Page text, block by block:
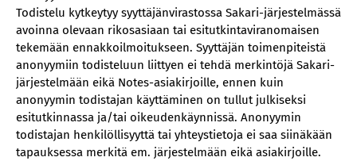
Todistelu kytkeytyy syyttäjänvirastossa Sakari-järjestelmässä
avoinna olevaan rikosasiaan tai esitutkintaviranomaisen
tekemään ennakkoilmoitukseen. Syyttäjän toimenpiteistä
anonyymiin todisteluun liittyen ei tehdä merkintöjä Sakari-
järjestelmään eikä Notes-asiakirjoille, ennen kuin
anonyymin todistajan käyttäminen on tullut julkiseksi
esitutkinnassa ja/tai oikeudenkäynnissä. Anonyymin
todistajan henkilöllisyyttä tai yhteystietoja ei saa siinäkään
tapauksessa merkitä em. järjestelmään eikä asiakirjoille.